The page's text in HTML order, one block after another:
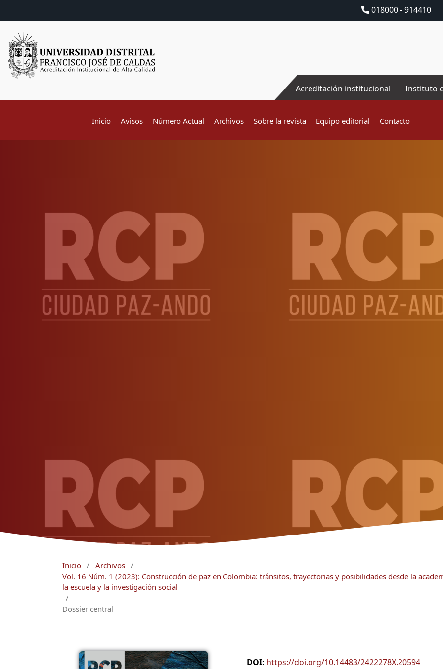
018000 - 914410
Acreditación institucional Instituto
Inicio Avisos Número Actual Archivos Sobre la revista Equipo editorial Contacto
Inicio / Archivos /
Vol. 16 Núm. 1 (2023): Construcción de paz en Colombia: tránsitos, trayectorias y posibilidades desde la
la escuela y la investigación social
/
Dossier central
DOI: https://doi.org/10.14483/2422278X.20594